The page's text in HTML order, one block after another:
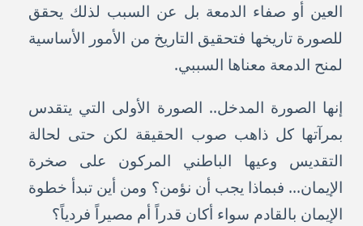
العين أو صفاء الدمعة بل عن السبب لذلك يحقق
للصورة تاريخها فتحقيق التاريخ من الأمور الأساسية
لمنح الدمعة معناها السببي.
إنها الصورة المدخل.. الصورة الأولى التي يتقدس
بمرآتها كل ذاهب صوب الحقيقة لكن حتى لحالة
التقديس وعيها الباطني المركون على صخرة
الإيمان... فبماذا يجب أن نؤمن؟ ومن أين تبدأ خطوة
الإيمان بالقادم سواء أكان قدراً أم مصيراً فردياً؟